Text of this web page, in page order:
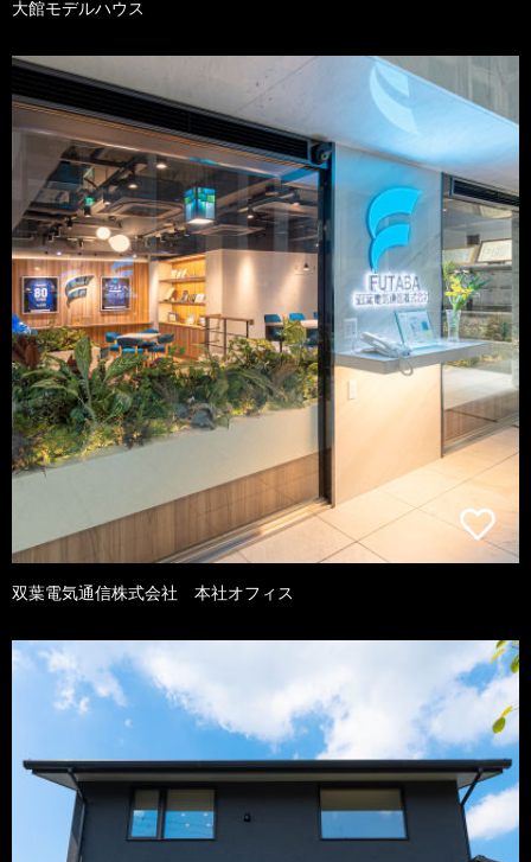
大館モデルハウス
双葉電気通信株式会社 本社オフィス